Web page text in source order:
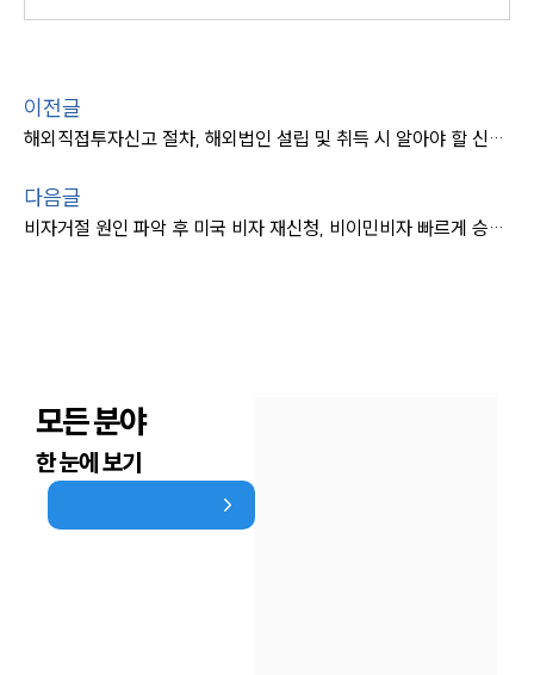
이전글
해외직접투자신고 절차, 해외법인 설립 및 취득 시 알아야 할 신고 절차
다음글
비자거절 원인 파악 후 미국 비자 재신청, 비이민비자 빠르게 승인 받는 팁
모든 분야
한 눈에 보기